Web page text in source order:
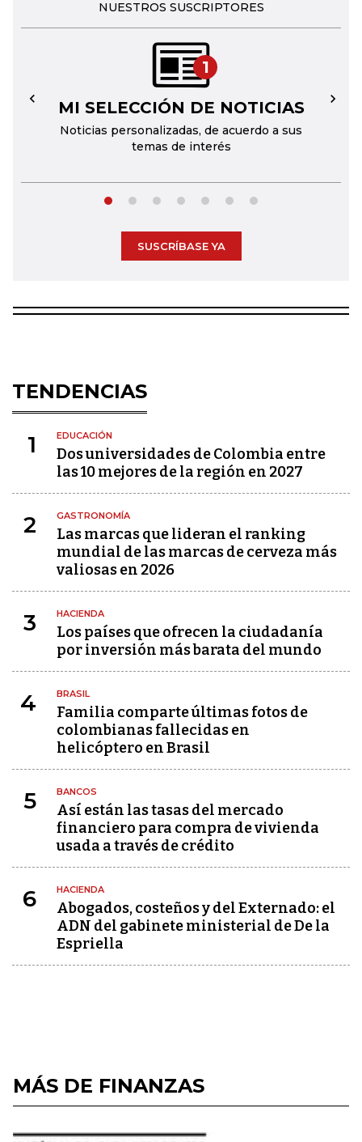
NUESTROS SUSCRIPTORES
1
MI SELECCIÓN DE NOTICIAS
Noticias personalizadas, de acuerdo a sus
temas de interés
← →
SUSCRÍBASE YA
TENDENCIAS
1 EDUCACIÓN
Dos universidades de Colombia entre
las 10 mejores de la región en 2027
2 GASTRONOMÍA
Las marcas que lideran el ranking
mundial de las marcas de cerveza más
valiosas en 2026
3 HACIENDA
Los países que ofrecen la ciudadanía
por inversión más barata del mundo
4 BRASIL
Familia comparte últimas fotos de
colombianas fallecidas en
helicóptero en Brasil
5 BANCOS
Así están las tasas del mercado
financiero para compra de vivienda
usada a través de crédito
6 HACIENDA
Abogados, costeños y del Externado: el
ADN del gabinete ministerial de De la
Espriella
MÁS DE FINANZAS